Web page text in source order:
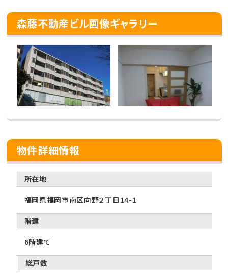
森藤不動産ビル画像ギャラリー
物件詳細情報
所在地
福岡県福岡市南区向野２丁目14-1
階建
6階建て
総戸数